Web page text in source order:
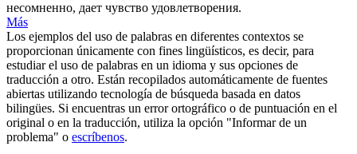
несомненно, дает чувство удовлетворения.
Más
Los ejemplos del uso de palabras en diferentes contextos se
proporcionan únicamente con fines lingüísticos, es decir, para
estudiar el uso de palabras en un idioma y sus opciones de
traducción a otro. Están recopilados automáticamente de fuentes
abiertas utilizando tecnología de búsqueda basada en datos
bilingües. Si encuentras un error ortográfico o de puntuación en el
original o en la traducción, utiliza la opción "Informar de un
problema" o escríbenos.